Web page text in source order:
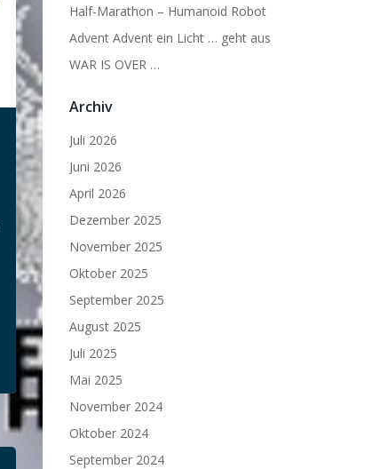
Half-Marathon – Humanoid Robot
Advent Advent ein Licht … geht aus
WAR IS OVER …
Archiv
Juli 2026
Juni 2026
April 2026
Dezember 2025
November 2025
Oktober 2025
September 2025
August 2025
Juli 2025
Mai 2025
November 2024
Oktober 2024
September 2024